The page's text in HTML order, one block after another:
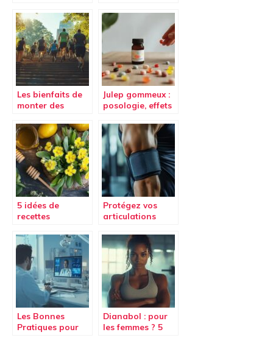
pour un linge
parfaitement
propre et sain
dentaires
alternatifs :
L’alliance
bicarbonate-eau
oxygénée
Les bienfaits de
monter des
votre santé :
transformez vos
déplacements en
séance de sport
Julep gommeux :
posologie, effets
conseils –
Comment choisir
entre les
différentes
solutions
laxatives ?
5 idées de
recettes
la plante
bouillon blanc
Protégez vos
articulations
musculation
Primary Strenght
pendant vos
séances
Les Bonnes
Pratiques pour
Dianabol : pour
les femmes ? 5